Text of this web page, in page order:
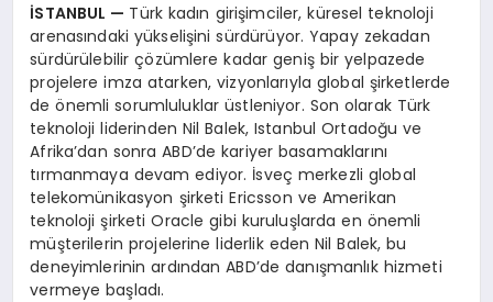
İSTANBUL — Türk kadın girişimciler, küresel teknoloji
arenasındaki yükselişini sürdürüyor. Yapay zekadan
sürdürülebilir çözümlere kadar geniş bir yelpazede
projelere imza atarken, vizyonlarıyla global şirketlerde
de önemli sorumluluklar üstleniyor. Son olarak Türk
teknoloji liderinden Nil Balek, Istanbul Ortadoğu ve
Afrika’dan sonra ABD’de kariyer basamaklarını
tırmanmaya devam ediyor. İsveç merkezli global
telekomünikasyon şirketi Ericsson ve Amerikan
teknoloji şirketi Oracle gibi kuruluşlarda en önemli
müşterilerin projelerine liderlik eden Nil Balek, bu
deneyimlerinin ardından ABD’de danışmanlık hizmeti
vermeye başladı.